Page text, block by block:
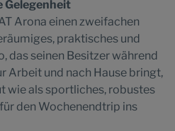
Gelegenheit
Arona einen zweifachen
praktisches und
das seinen Besitzer während
Arbeit und nach Hause bringt,
wie als sportliches, robustes
den Wochenendtrip ins